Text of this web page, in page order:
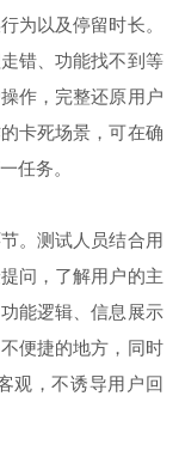
为以及停留时长。
错、功能找不到等
作，完整还原用户
卡死场景，可在确
任务。
。测试人员结合用
问，了解用户的主
能逻辑、信息展示
便捷的地方，同时
观，不诱导用户回